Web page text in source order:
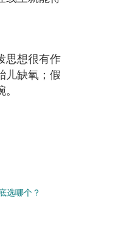
思想很有作
儿缺氧；假
选哪个？